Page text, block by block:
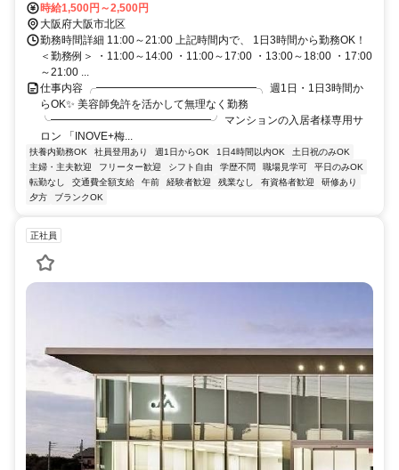
時給1,500円～2,500円
大阪府大阪市北区
勤務時間詳細 11:00～21:00 上記時間内で、 1日3時間から勤務OK！
＜勤務例＞ ・11:00～14:00 ・11:00～17:00 ・13:00～18:00 ・17:00
～21:00 ...
仕事内容 ╭━━━━━━━━━━━━━━━╮ 週1日・1日3時間か
らOK✨ 美容師免許を活かして無理なく勤務
╰━━━━━━━━━━━━━━━╯ マンションの入居者様専用サ
ロン 「INOVE+梅...
扶養内勤務OK 社員登用あり 週1日からOK 1日4時間以内OK
土日祝のみOK
主婦・主夫歓迎
フリーター歓迎 シフト自由 学歴不問 職場見学可
平日のみOK
転勤なし
交通費全額支給 午前 経験者歓迎 残業なし 有資格者歓迎
研修あり
夕方
ブランクOK
正社員